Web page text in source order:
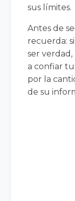
sus límites.
Antes de
recuerda:
ser verdad,
a confiar
por la
de su